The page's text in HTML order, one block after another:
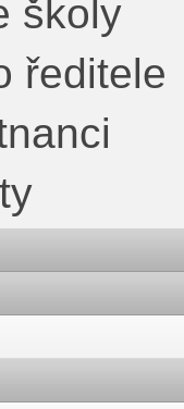
školy
ředitele